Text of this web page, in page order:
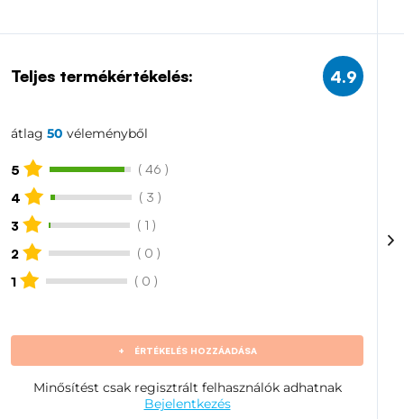
Teljes termékértékelés: 4.9
átlag 50 véleményből
5
( 46 )
4
( 3 )
3
( 1 )
2
( 0 )
1
( 0 )
+ ÉRTÉKELÉS HOZZÁADÁSA
Minősítést csak regisztrált felhasználók adhatnak
Bejelentkezés